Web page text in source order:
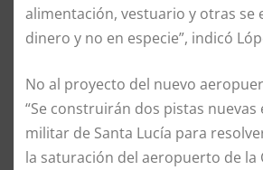
alimentación, vestuario y otras se
dinero y no en especie”, indicó
No al proyecto del nuevo
“Se construirán dos pistas
militar de Santa Lucía para
la saturación del aeropuerto de la